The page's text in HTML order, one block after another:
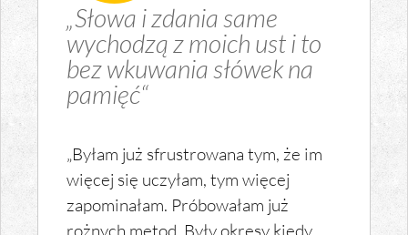
„Słowa i zdania same
wychodzą z moich ust i to
bez wkuwania słówek na
pamięć“
„Byłam już sfrustrowana tym, że im
więcej się uczyłam, tym więcej
zapominałam. Próbowałam już
rożnych metod. Były okresy kiedy